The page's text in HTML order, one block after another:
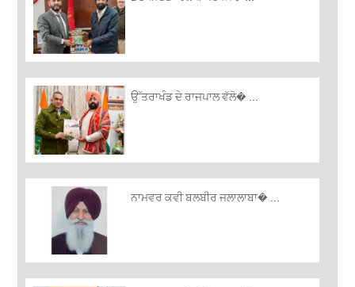
ਉੱਤਰਾਖੰਡ ਦੇ ਰਾਜਪਾਲ ਵੱਲੋ� ...
ਨਾਮਵਰ ਕਵੀ ਬਲਬੀਰ ਜਲਾਲਾਬਾ� ...